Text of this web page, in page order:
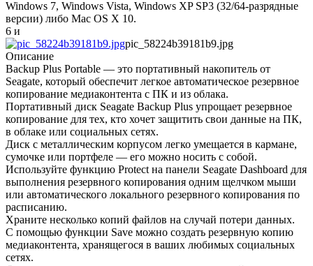
Windows 7, Windows Vista, Windows XP SP3 (32/64-разрядные
версии) либо Mac OS X 10.
6 и
pic_58224b39181b9.jpg
Описание
Backup Plus Portable — это портативный накопитель от
Seagate, который обеспечит легкое автоматическое резервное
копирование медиаконтента с ПК и из облака.
Портативный диск Seagate Backup Plus упрощает резервное
копирование для тех, кто хочет защитить свои данные на ПК,
в облаке или социальных сетях.
Диск с металлическим корпусом легко умещается в кармане,
сумочке или портфеле — его можно носить с собой.
Используйте функцию Protect на панели Seagate Dashboard для
выполнения резервного копирования одним щелчком мыши
или автоматического локального резервного копирования по
расписанию.
Храните несколько копий файлов на случай потери данных.
С помощью функции Save можно создать резервную копию
медиаконтента, хранящегося в ваших любимых социальных
сетях.